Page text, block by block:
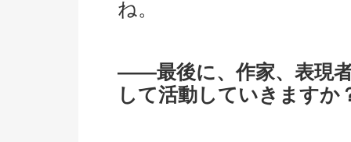
ね。
――最後に、作家、表現
して活動していきますか